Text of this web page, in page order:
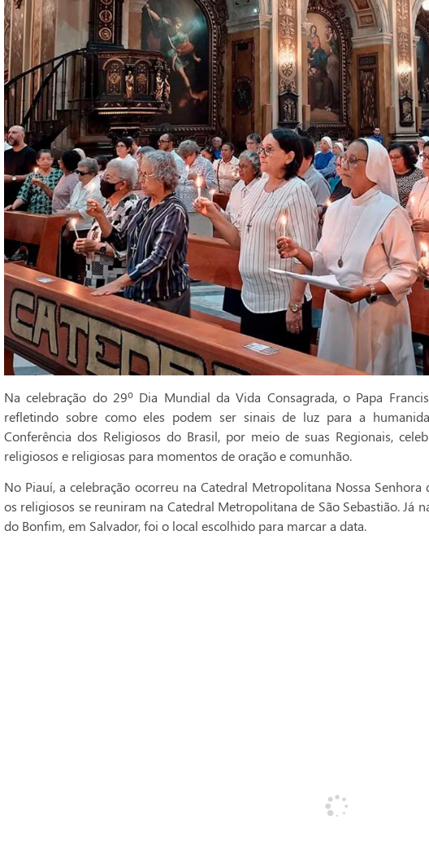
Na celebração do 29º Dia Mundial da Vida Consagrada, o Papa
refletindo sobre como eles podem ser sinais de luz para a
Conferência dos Religiosos do Brasil, por meio de suas Regionais,
religiosos e religiosas para momentos de oração e comunhão.
No Piauí, a celebração ocorreu na Catedral Metropolitana Nossa Senhora
os religiosos se reuniram na Catedral Metropolitana de São Sebastião. Já
do Bonfim, em Salvador, foi o local escolhido para marcar a data.